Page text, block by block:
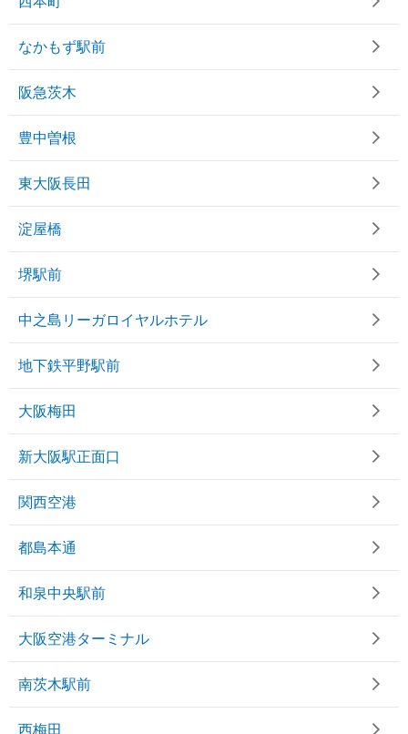
なかもず駅前
阪急茨木
豊中曽根
東大阪長田
淀屋橋
堺駅前
中之島リーガロイヤルホテル
地下鉄平野駅前
大阪梅田
新大阪駅正面口
関西空港
都島本通
和泉中央駅前
大阪空港ターミナル
南茨木駅前
西梅田